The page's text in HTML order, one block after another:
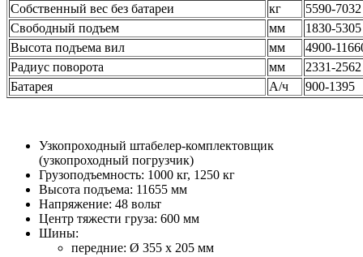
Собственный вес без батареи
кг
5590-7032
Свободный подъем
мм
1830-5305
Высота подъема вил
мм
4900-
Радиус поворота
мм
2331-2562
Батарея
А/ч 900-1395
Узкопроходный штабелер-комплектовщик
(узкопроходный погрузчик)
Грузоподъемность: 1000 кг, 1250 кг
Высота подъема: 11655 мм
Напряжение: 48 вольт
Центр тяжести груза: 600 мм
Шины:
передние: Ø 355 x 205 мм